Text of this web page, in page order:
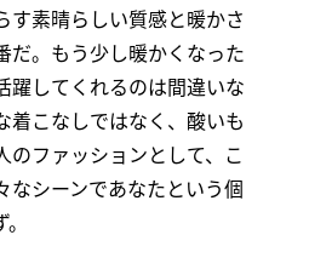
す素晴らしい質感と暖かさ
だ。もう少し暖かくなった
躍してくれるのは間違いな
着こなしではなく、酸いも
のファッションとして、こ
なシーンであなたという個